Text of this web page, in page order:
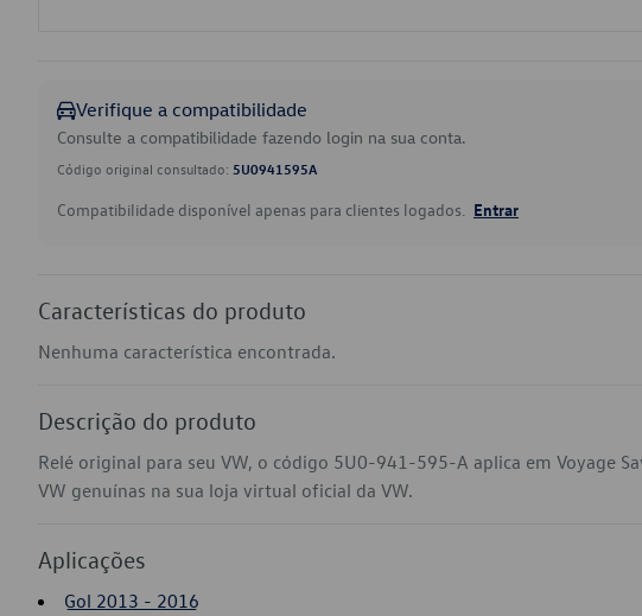
Verifique a compatibilidade
Consulte a compatibilidade fazendo login na sua conta.
Código original consultado: 5U0941595A
Compatibilidade disponível apenas para clientes logados. Entrar
Características do produto
Nenhuma característica encontrada.
Descrição do produto
Relé original para seu VW, o código 5U0-941-595-A aplica em Voyage
VW genuínas na sua loja virtual oficial da VW.
Aplicações
Gol 2013 - 2016